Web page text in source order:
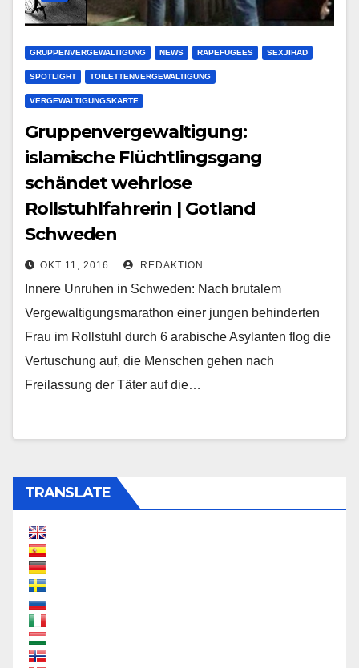
GRUPPENVERGEWALTIGUNG NEWS RAPEFUGEES SEXJIHAD
SPOTLIGHT TOILETTENVERGEWALTIGUNG
VERGEWALTIGUNGSKARTE
Gruppenvergewaltigung:
islamische Flüchtlingsgang
schändet wehrlose
Rollstuhlfahrerin | Gotland
Schweden
OKT 11, 2016 REDAKTION
Innere Unruhen in Schweden: Nach brutalem
Vergewaltigungsmarathon einer jungen behinderten
Frau im Rollstuhl durch 6 arabische Asylanten flog die
Vertuschung auf, die Menschen gehen nach
Freilassung der Täter auf die…
TRANSLATE